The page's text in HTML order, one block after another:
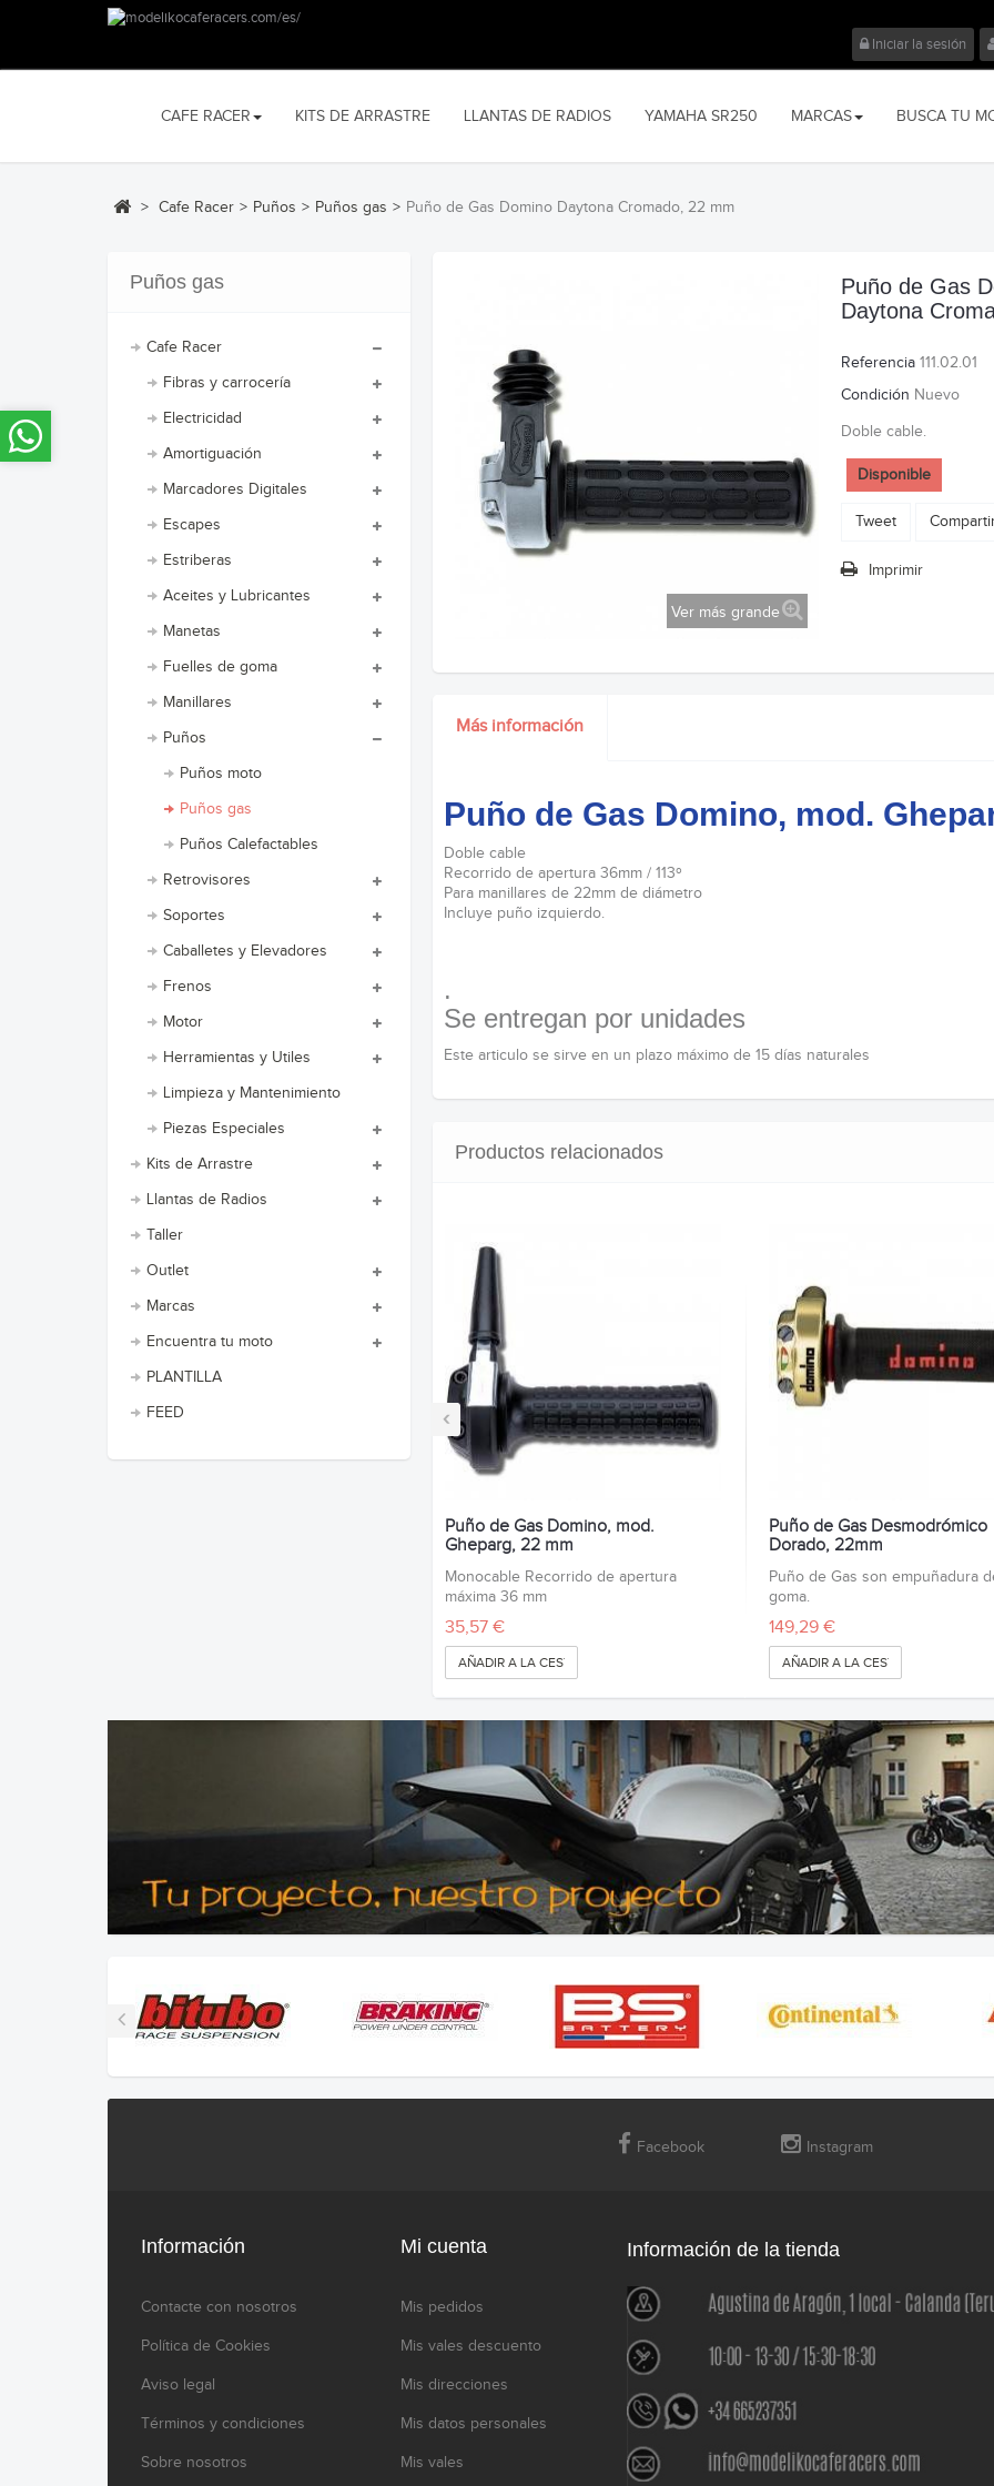
Iniciar la sesión
CAFE RACER KITS DE ARRASTRE LLANTAS DE RADIOS YAMAHA SR250 MARCAS BUSCA TU
> Cafe Racer > Puños > Puños gas > Puño de Gas Domino Daytona Cromado, 22 mm
Puños gas
Cafe Racer
Fibras y carrocería
Electricidad
Amortiguación
Marcadores Digitales
Escapes
Estriberas
Aceites y Lubricantes
Manetas
Fuelles de goma
Manillares
Puños
Puños moto
Puños gas
Puños Calefactables
Retrovisores
Soportes
Caballetes y Elevadores
Frenos
Motor
Herramientas y Utiles
Limpieza y Mantenimiento
Piezas Especiales
Kits de Arrastre
Llantas de Radios
Taller
Outlet
Marcas
Encuentra tu moto
PLANTILLA
FEED
Ver más grande
Puño de Gas
Daytona
Referencia 111.02.01
Condición Nuevo
Doble cable.
Disponible
Tweet
Imprimir
Más información
Puño de Gas Domino, mod.
Doble cable
Recorrido de apertura 36mm / 113º
Para manillares de 22mm de diámetro
Incluye puño izquierdo.
.
Se entregan por unidades
Este articulo se sirve en un plazo máximo de 15 días naturales
Productos relacionados
‹
Puño de Gas Domino, mod.
Gheparg, 22 mm
Monocable Recorrido de apertura
máxima 36 mm
35,57 €
AÑADIR A LA CESTA
Puño de Gas Desmodrómico
Dorado, 22mm
Puño de Gas son empuñadura
goma.
149,29 €
AÑADIR A LA CESTA
Facebook Instagram
Información
Contacte con nosotros
Política de Cookies
Aviso legal
Términos y condiciones
Sobre nosotros
Mi cuenta
Mis pedidos
Mis vales descuento
Mis direcciones
Mis datos personales
Mis vales
Información de la tienda